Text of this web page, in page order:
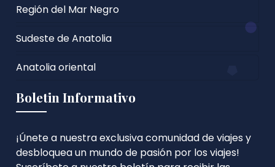
Región del Mar Negro
Sudeste de Anatolia
Anatolia oriental
Boletin Informativo
¡Únete a nuestra exclusiva comunidad de viajes y
desbloquea un mundo de pasión por los viajes!